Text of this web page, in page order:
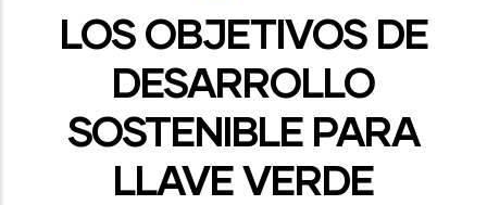
LOS OBJETIVOS DE
DESARROLLO
SOSTENIBLE PARA
LLAVE VERDE